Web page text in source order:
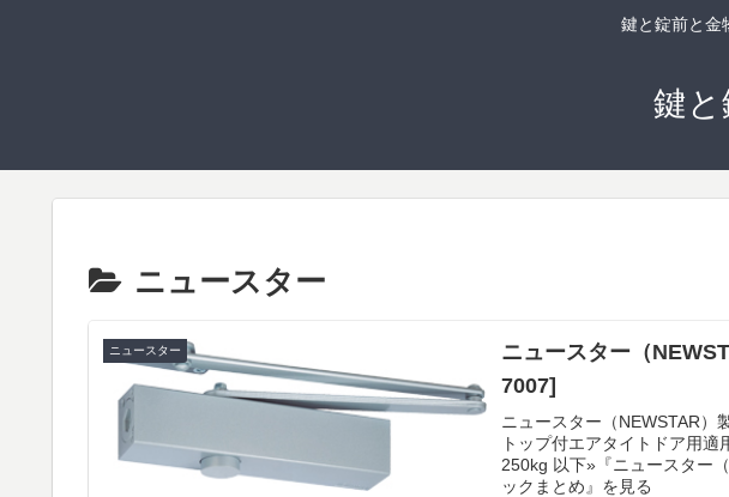
鍵と錠前と金
鍵と
ニュースター
ニュースター
ニュースター（
7007]
ニュースター（NEWSTAR）
トップ付エアタイトドア用適
250kg 以下»『ニュースター
ックまとめ』を見る